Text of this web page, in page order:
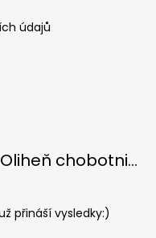
údajů
Chytací boilies Oliheň chobotnice - testovací balení
z 5 hvězdiček.
přináší vysledky:)